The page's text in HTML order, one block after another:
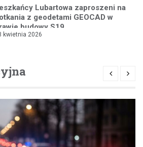
Lubartowa zaproszeni na
z geodetami GEOCAD w
budowy S19
kwietnia 2026